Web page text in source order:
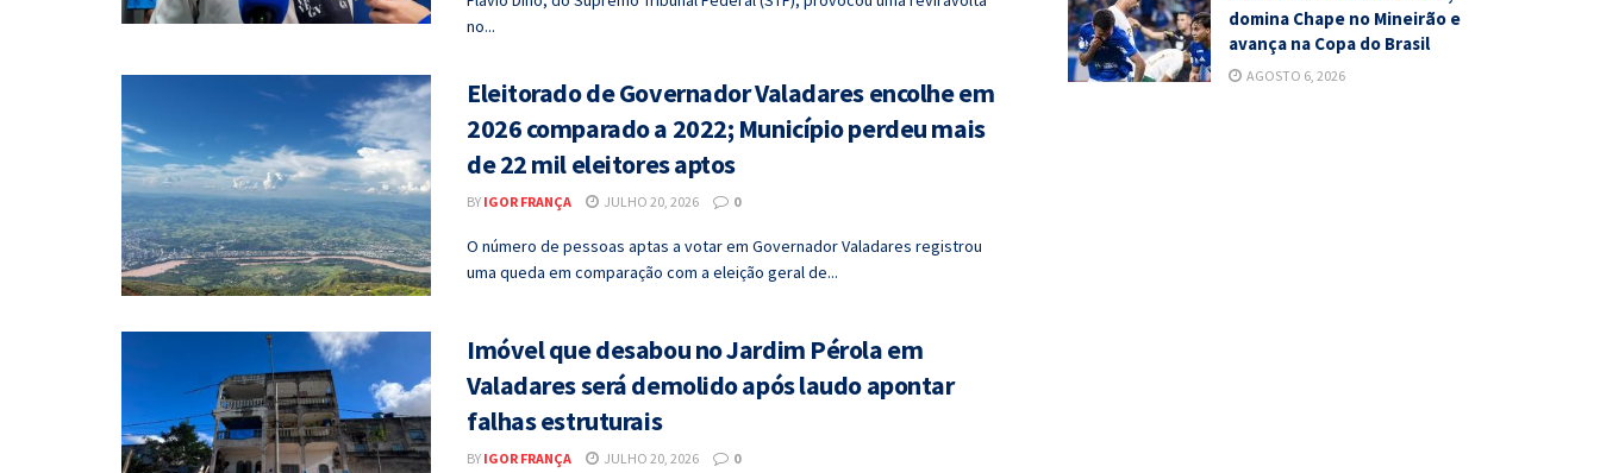
no...
Eleitorado de Governador Valadares encolhe em
2026 comparado a 2022; Município perdeu mais
de 22 mil eleitores aptos
BY IGOR FRANÇA JULHO 20, 2026 0
O número de pessoas aptas a votar em Governador Valadares registrou
uma queda em comparação com a eleição geral de...
Imóvel que desabou no Jardim Pérola em
Valadares será demolido após laudo apontar
falhas estruturais
BY IGOR FRANÇA JULHO 20, 2026 0
domina Chape no Mineirão e
avança na Copa do Brasil
AGOSTO 6, 2026